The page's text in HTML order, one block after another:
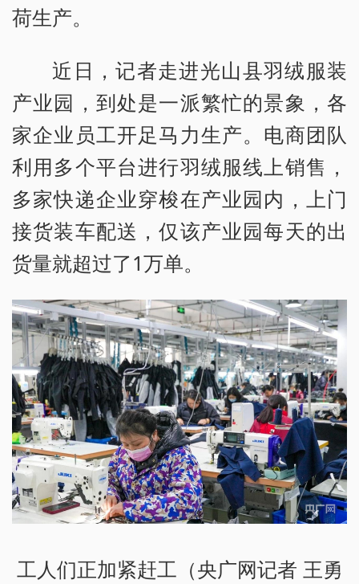
荷生产。
近日，记者走进光山县羽绒服装
产业园，到处是一派繁忙的景象，各
家企业员工开足马力生产。电商团队
利用多个平台进行羽绒服线上销售，
多家快递企业穿梭在产业园内，上门
接货装车配送，仅该产业园每天的出
货量就超过了1万单。
工人们正加紧赶工（央广网记者 王勇